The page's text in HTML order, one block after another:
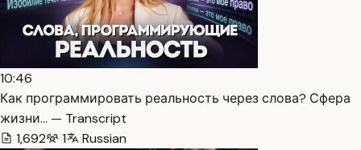
10:46
Как программировать реальность через слова? Сфера
жизни… — Transcript
1,692
1 Russian